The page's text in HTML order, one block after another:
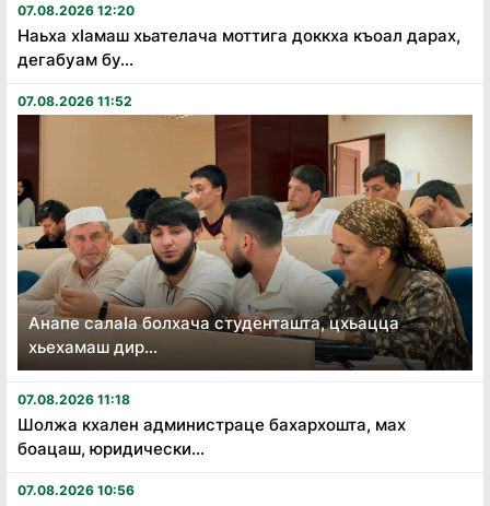
07.08.2026 12:20
Наьха хӏамаш хьателача моттига доккха къоал дарах,
дегабуам бу...
07.08.2026 11:52
Анапе салаӏа болхача студенташта, цхьацца
хьехамаш дир...
07.08.2026 11:18
Шолжа кхален администраце бахархошта, мах
боацаш, юридически...
07.08.2026 10:56